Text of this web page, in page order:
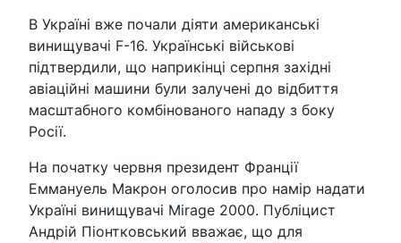
В Україні вже почали діяти американські
винищувачі F-16. Українські військові
підтвердили, що наприкінці серпня західні
авіаційні машини були залучені до відбиття
масштабного комбінованого нападу з боку
Росії.
На початку червня президент Франції
Еммануель Макрон оголосив про намір надати
Україні винищувачі Mirage 2000. Публіцист
Андрій Піонтковський вважає, що для